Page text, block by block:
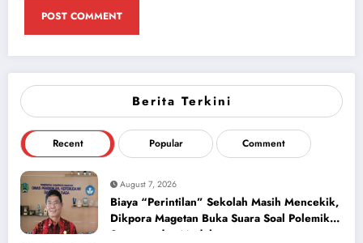
Berita Terkini
Recent Popular Comment
August 7, 2026
Biaya “Perintilan” Sekolah Masih Mencekik,
Dikpora Magetan Buka Suara Soal Polemik
Seragam dan Modul